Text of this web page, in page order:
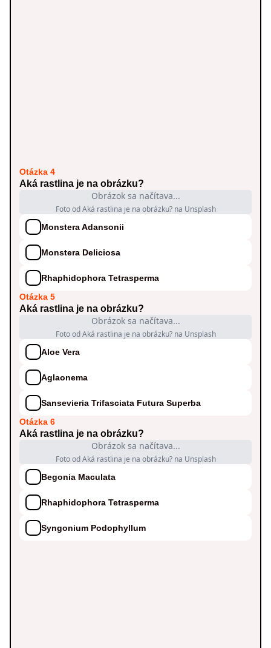
Otázka 4
Aká rastlina je na obrázku?
Obrázok sa načítava...
Foto od Aká rastlina je na obrázku? na Unsplash
Monstera Adansonii
Monstera Deliciosa
Rhaphidophora Tetrasperma
Otázka 5
Aká rastlina je na obrázku?
Obrázok sa načítava...
Foto od Aká rastlina je na obrázku? na Unsplash
Aloe Vera
Aglaonema
Sansevieria Trifasciata Futura Superba
Otázka 6
Aká rastlina je na obrázku?
Obrázok sa načítava...
Foto od Aká rastlina je na obrázku? na Unsplash
Begonia Maculata
Rhaphidophora Tetrasperma
Syngonium Podophyllum